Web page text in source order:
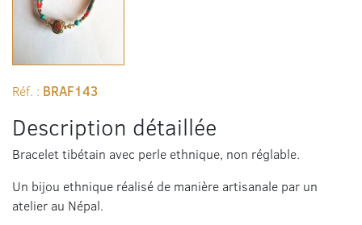
Réf. : BRAF143
Description détaillée
Bracelet tibétain avec perle ethnique, non réglable.
Un bijou ethnique réalisé de manière artisanale par un
atelier au Népal.